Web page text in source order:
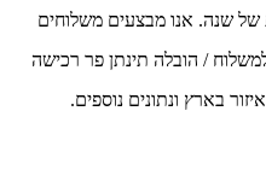
של שנה. אנו מבצעים משלוחים
/ הובלה תינתן פר רכישה
בארץ ונתונים נוספים.